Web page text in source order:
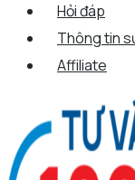
Hỏi đáp
Thông tin
Affiliate